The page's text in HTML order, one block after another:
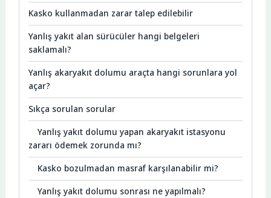
Kasko kullanmadan zarar talep edilebilir
Yanlış yakıt alan sürücüler hangi belgeleri
saklamalı?
Yanlış akaryakıt dolumu araçta hangi sorunlara yol
açar?
Sıkça sorulan sorular
Yanlış yakıt dolumu yapan akaryakıt istasyonu
zararı ödemek zorunda mı?
Kasko bozulmadan masraf karşılanabilir mi?
Yanlış yakıt dolumu sonrası ne yapılmalı?